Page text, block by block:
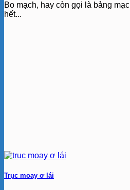
Bo mạch, hay còn gọi là bảng
hết...
Trục moay ơ lái